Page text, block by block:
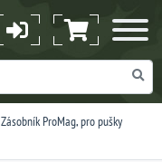
Zásobník ProMag, pro pušky